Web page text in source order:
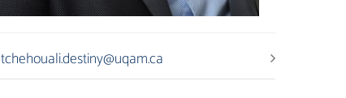
tchehouali.destiny@uqam.ca